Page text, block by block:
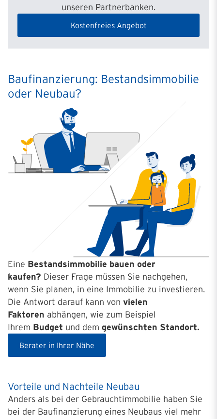
unseren Partnerbanken.
Kostenfreies Angebot
Baufinanzierung: Bestandsimmobilie
oder Neubau?
Eine Bestandsimmobilie bauen oder
kaufen? Dieser Frage müssen Sie nachgehen,
wenn Sie planen, in eine Immobilie zu investieren.
Die Antwort darauf kann von vielen
Faktoren abhängen, wie zum Beispiel
Ihrem Budget und dem gewünschten Standort.
Berater in Ihrer Nähe
Vorteile und Nachteile Neubau
Anders als bei der Gebrauchtimmobilie haben Sie
bei der Baufinanzierung eines Neubaus viel mehr